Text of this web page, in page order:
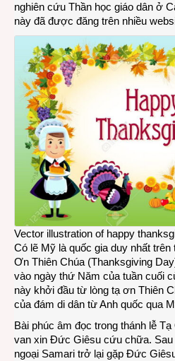
nghiên cứu Thần học giáo dân ở
này đã được đăng trên nhiều
Vector illustration of happy
Có lẽ Mỹ là quốc gia duy nhất
Ơn Thiên Chúa (Thanksgiving
vào ngày thứ Năm của tuần cuối
này khởi đầu từ lòng tạ ơn Thiên
của đám di dân từ Anh quốc qua
Bài phúc âm đọc trong thánh lễ
van xin Đức Giêsu cứu chữa. Sau
ngoại Samari trở lại gặp Đức